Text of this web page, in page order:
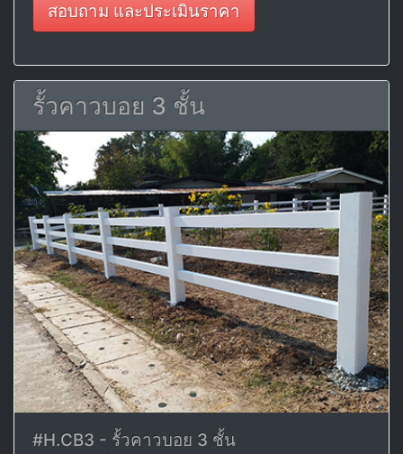
สอบถาม และประเมินราคา
รั้วคาวบอย 3 ชั้น
#H.CB3 - รั้วคาวบอย 3 ชั้น